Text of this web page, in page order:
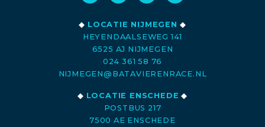
◆ LOCATIE NIJMEGEN ◆
HEYENDAALSEWEG 141
6525 AJ NIJMEGEN
024 361 58 76
NIJMEGEN@BATAVIERENRACE.NL
◆ LOCATIE ENSCHEDE ◆
POSTBUS 217
7500 AE ENSCHEDE